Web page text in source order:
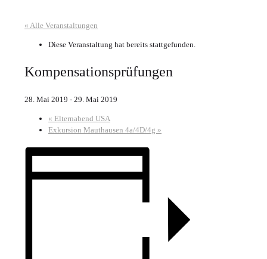
« Alle Veranstaltungen
Diese Veranstaltung hat bereits stattgefunden.
Kompensationsprüfungen
28. Mai 2019 - 29. Mai 2019
« Elternabend USA
Exkursion Mauthausen 4a/4D/4g »